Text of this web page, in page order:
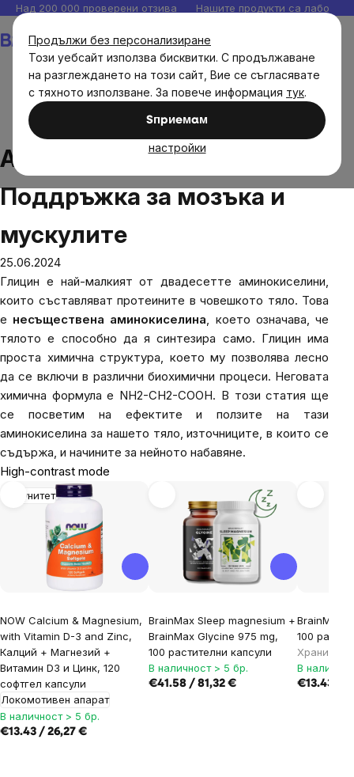
Продължи без персонализиране
Този уебсайт използва бисквитки. С продължаване
на разглеждането на този сайт, Вие се съгласявате
с тяхното използване. За повече информация тук.
Sпpиeмaм
настройки
Прескочи
към
съдържанието
Над 200 000 проверени отзива Нашите продукти са
Аминокиселина глицин: Поддръжка за мозъка и
мускулите
Аминокиселина глицин:
Поддръжка за мозъка и
мускулите
25.06.2024
Глицин е най-малкият от двадесетте аминокиселини,
които съставляват протеините в човешкото тяло. Това
е несъществена аминокиселина, което означава, че
тялото е способно да я синтезира само. Глицин има
проста химична структура, което му позволява лесно
да се включи в различни биохимични процеси. Неговата
химична формула е NH2-CH2-COOH. В този статия ще
се посветим на ефектите и ползите на тази
аминокиселина за нашето тяло, източниците, в които се
съдържа, и начините за нейното набавяне.
High-contrast mode
Имунитет
NOW Calcium & Magnesium,
with Vitamin D-3 and Zinc,
Калций + Магнезий +
Витамин D3 и Цинк, 120
софтгел капсули
Локомотивен апарат
В наличност > 5 бр.
€13.43 / 26,27 €
BrainMax Sleep magnesium +
BrainMax Glycine 975 mg,
100 растителни капсули
В наличност > 5 бр.
€41.58 / 81,32 €
BrainMax
100
В
€13.43 /